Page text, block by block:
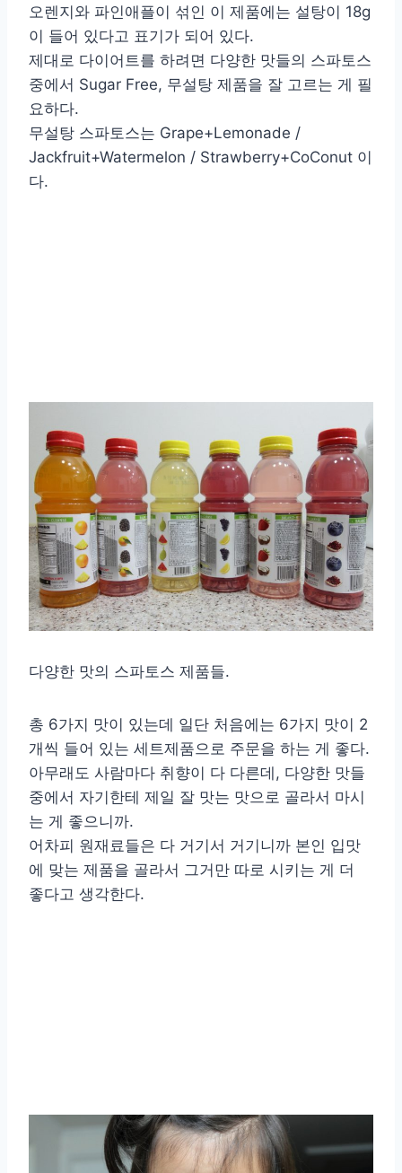
오렌지와 파인애플이 섞인 이 제품에는 설탕이 18g
이 들어 있다고 표기가 되어 있다.
제대로 다이어트를 하려면 다양한 맛들의 스파토스
중에서 Sugar Free, 무설탕 제품을 잘 고르는 게 필
요하다.
무설탕 스파토스는 Grape+Lemonade /
Jackfruit+Watermelon / Strawberry+CoConut 이
다.
다양한 맛의 스파토스 제품들.
총 6가지 맛이 있는데 일단 처음에는 6가지 맛이 2
개씩 들어 있는 세트제품으로 주문을 하는 게 좋다.
아무래도 사람마다 취향이 다 다른데, 다양한 맛들
중에서 자기한테 제일 잘 맛는 맛으로 골라서 마시
는 게 좋으니까.
어차피 원재료들은 다 거기서 거기니까 본인 입맛
에 맞는 제품을 골라서 그거만 따로 시키는 게 더
좋다고 생각한다.